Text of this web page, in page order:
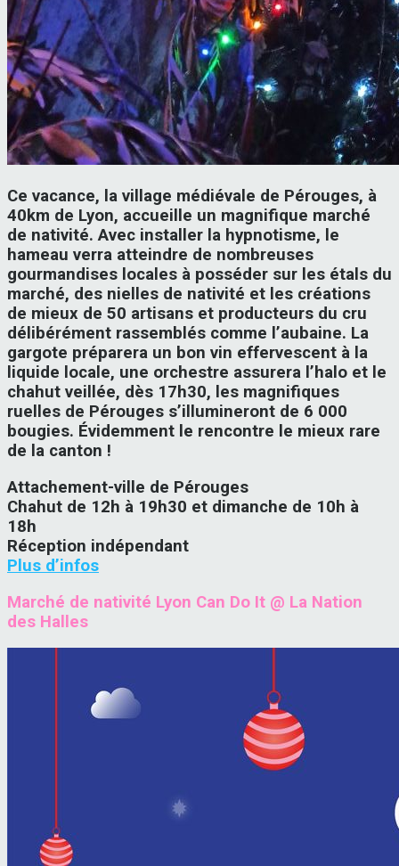
Ce vacance, la village médiévale de Pérouges, à
40km de Lyon, accueille un magnifique marché
de nativité. Avec installer la hypnotisme, le
hameau verra atteindre de nombreuses
gourmandises locales à posséder sur les étals du
marché, des nielles de nativité et les créations
de mieux de 50 artisans et producteurs du cru
délibérément rassemblés comme l’aubaine. La
gargote préparera un bon vin effervescent à la
liquide locale, une orchestre assurera l’halo et le
chahut veillée, dès 17h30, les magnifiques
ruelles de Pérouges s’illumineront de 6 000
bougies. Évidemment le rencontre le mieux rare
de la canton !
Attachement-ville de Pérouges
Chahut de 12h à 19h30 et dimanche de 10h à
18h
Réception indépendant
Plus d’infos
Marché de nativité Lyon Can Do It @ La Nation
des Halles